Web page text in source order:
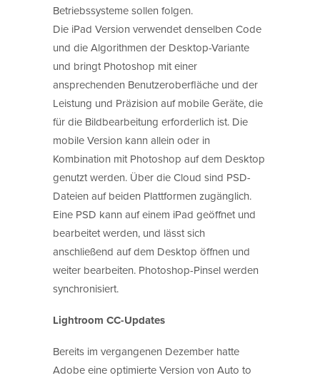
Betriebssysteme sollen folgen.
Die iPad Version verwendet denselben Code
und die Algorithmen der Desktop-Variante
und bringt Photoshop mit einer
ansprechenden Benutzeroberfläche und der
Leistung und Präzision auf mobile Geräte, die
für die Bildbearbeitung erforderlich ist. Die
mobile Version kann allein oder in
Kombination mit Photoshop auf dem Desktop
genutzt werden. Über die Cloud sind PSD-
Dateien auf beiden Plattformen zugänglich.
Eine PSD kann auf einem iPad geöffnet und
bearbeitet werden, und lässt sich
anschließend auf dem Desktop öffnen und
weiter bearbeiten. Photoshop-Pinsel werden
synchronisiert.
Lightroom CC-Updates
Bereits im vergangenen Dezember hatte
Adobe eine optimierte Version von Auto to